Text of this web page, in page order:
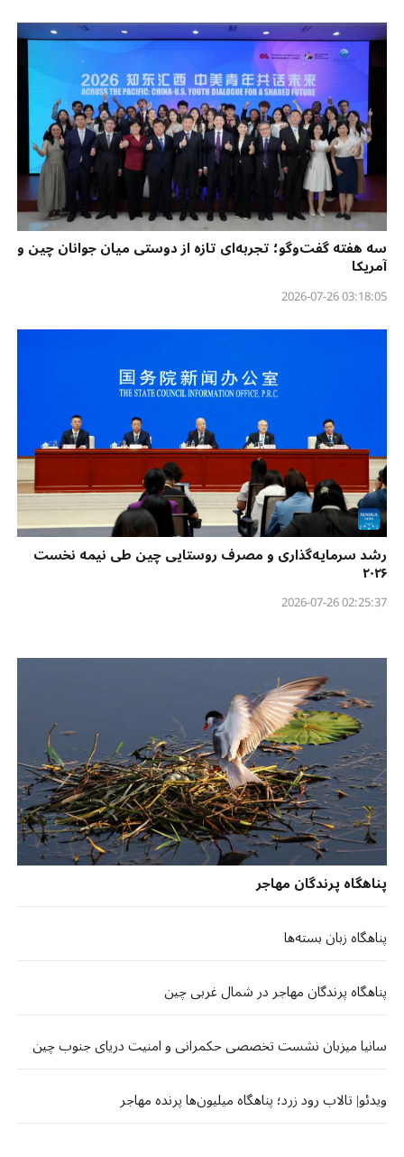
سه هفته گفت‌وگو؛ تجربه‌ای تازه از دوستی میان جوانان چین و
آمریکا
03:18:05 2026-07-26
رشد سرمایه‌گذاری و مصرف روستایی چین طی نیمه نخست
۲۰۲۶
02:25:37 2026-07-26
پناهگاه پرندگان مهاجر
پناهگاه زبان بسته‌ها
پناهگاه پرندگان مهاجر در شمال غربی چین
سانیا میزبان نشست تخصصی حکمرانی و امنیت دریای جنوب چین
ویدئو| تالاب رود زرد؛ پناهگاه میلیون‌ها پرنده مهاجر